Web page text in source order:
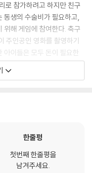
서 들고 옮길 거니까.”
보자.”
해 보자.”
로 참가하려고 하지만 친구
동생의 수술비가 필요하고,
위해 게임에 참여한다. 축구
주인공인 영화를 촬영하기
아이들은 모두 돈이 필요한
이 나눠 가지게 된다. 아이
고 진정한 가치 있는 행동
.
한줄평
첫번째 한줄평을
남겨주세요.